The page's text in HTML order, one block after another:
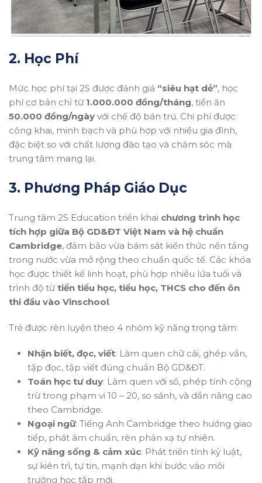
2. Học Phí
Mức học phí tại 2S được đánh giá “siêu hạt dẻ”, học
phí cơ bản chỉ từ 1.000.000 đồng/tháng, tiền ăn
50.000 đồng/ngày với chế độ bán trú. Chi phí được
công khai, minh bạch và phù hợp với nhiều gia đình,
đặc biệt so với chất lượng đào tạo và chăm sóc mà
trung tâm mang lại.
3. Phương Pháp Giáo Dục
Trung tâm 2S Education triển khai chương trình học
tích hợp giữa Bộ GD&ĐT Việt Nam và hệ chuẩn
Cambridge, đảm bảo vừa bám sát kiến thức nền tảng
trong nước vừa mở rộng theo chuẩn quốc tế. Các khóa
học được thiết kế linh hoạt, phù hợp nhiều lứa tuổi và
trình độ từ tiền tiểu học, tiểu học, THCS cho đến ôn
thi đầu vào Vinschool.
Trẻ được rèn luyện theo 4 nhóm kỹ năng trọng tâm:
Nhận biết, đọc, viết: Làm quen chữ cái, ghép vần,
tập đọc, tập viết đúng chuẩn Bộ GD&ĐT.
Toán học tư duy: Làm quen với số, phép tính cộng
trừ trong phạm vi 10 – 20, so sánh, và dần nâng cao
theo Cambridge.
Ngoại ngữ: Tiếng Anh Cambridge theo hướng giao
tiếp, phát âm chuẩn, rèn phản xạ tự nhiên.
Kỹ năng sống & cảm xúc: Phát triển tính kỷ luật,
sự kiên trì, tự tin, mạnh dạn khi bước vào môi
trường học tập mới.